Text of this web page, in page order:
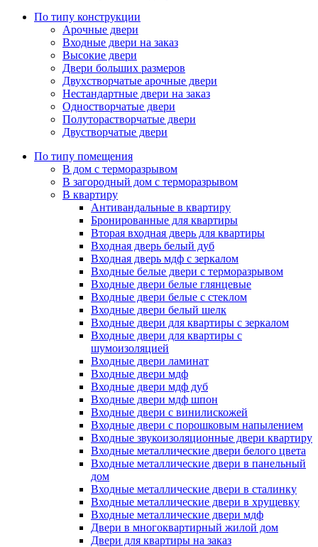
По типу конструкции
Арочные двери
Входные двери на заказ
Высокие двери
Двери больших размеров
Двухстворчатые арочные двери
Нестандартные двери на заказ
Одностворчатые двери
Полуторастворчатые двери
Двустворчатые двери
По типу помещения
В дом с терморазрывом
В загородный дом с терморазрывом
В квартиру
Антивандальные в квартиру
Бронированные для квартиры
Вторая входная дверь для квартиры
Входная дверь белый дуб
Входная дверь мдф с зеркалом
Входные белые двери с терморазрывом
Входные двери белые глянцевые
Входные двери белые с стеклом
Входные двери белый шелк
Входные двери для квартиры с зеркалом
Входные двери для квартиры с
шумоизоляцией
Входные двери ламинат
Входные двери мдф
Входные двери мдф дуб
Входные двери мдф шпон
Входные двери с винилискожей
Входные двери с порошковым напылением
Входные звукоизоляционные двери квартиру
Входные металлические двери белого цвета
Входные металлические двери в панельный
дом
Входные металлические двери в сталинку
Входные металлические двери в хрущевку
Входные металлические двери мдф
Двери в многоквартирный жилой дом
Двери для квартиры на заказ